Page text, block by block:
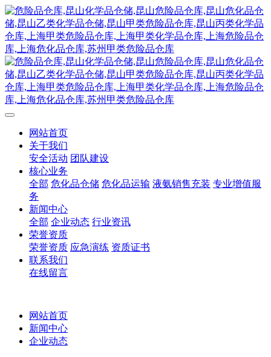
网站首页
关于我们
安全活动 团队建设
核心业务
全部 危化品仓储 危化品运输 液氨销售充装 专业增值服
务
新闻中心
全部 企业动态 行业资讯
荣誉资质
荣誉资质 应急演练 资质证书
联系我们
在线留言
网站首页
新闻中心
企业动态